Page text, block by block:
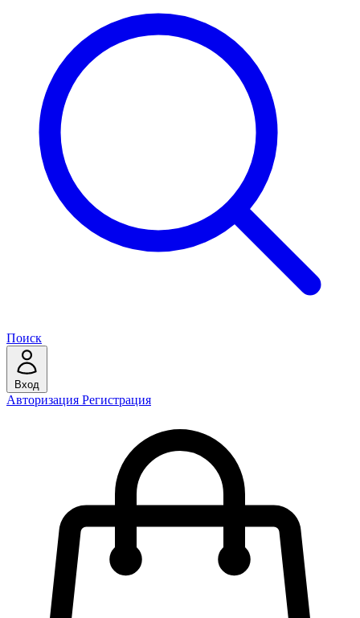
Поиск
Вход
Авторизация Регистрация